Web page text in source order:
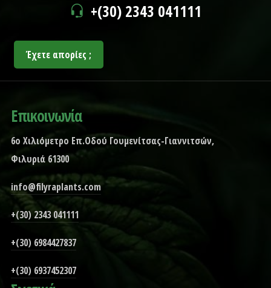
+(30) 2343 041111
Έχετε απορίες ;
Επικοινωνία
6ο Χιλιόμετρο Επ.Οδού Γουμενίτσας-Γιαννιτσών,
Φιλυριά 61300
info@filyraplants.com
+(30) 2343 041111
+(30) 6984427837
+(30) 6937452307